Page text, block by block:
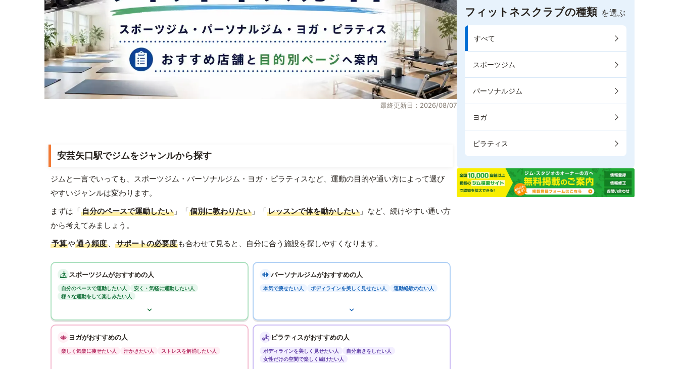
最終更新日：2026/08/07
安芸矢口駅でジムをジャンルから探す
ジムと一言でいっても、スポーツジム・パーソナルジム・ヨガ・ピラティスなど、運動の目的や通い方によって選び
やすいジャンルは変わります。
まずは「自分のペースで運動したい 」「個別に教わりたい 」「レッスンで体を動かしたい 」など、続けやすい通い方
から考えてみましょう。
予算や通う頻度 、 サポートの必要度 も合わせて見ると、自分に合う施設を探しやすくなります。
スポーツジムがおすすめの人
自分のペースで運動したい人
安く・気軽に運動したい人
様々な運動をして楽しみたい人
パーソナルジムがおすすめの人
本気で痩せたい人 ボディラインを美しく見せたい人 運動経験のない人
ヨガがおすすめの人
楽しく気楽に痩せたい人 汗かきたい人 ストレスを解消したい人
ピラティスがおすすめの人
ボディラインを美しく見せたい人
自分磨きをしたい人
女性だけの空間で楽しく続けたい人
フィットネスクラブの種類 を選ぶ
すべて
スポーツジム
パーソナルジム
ヨガ
ピラティス